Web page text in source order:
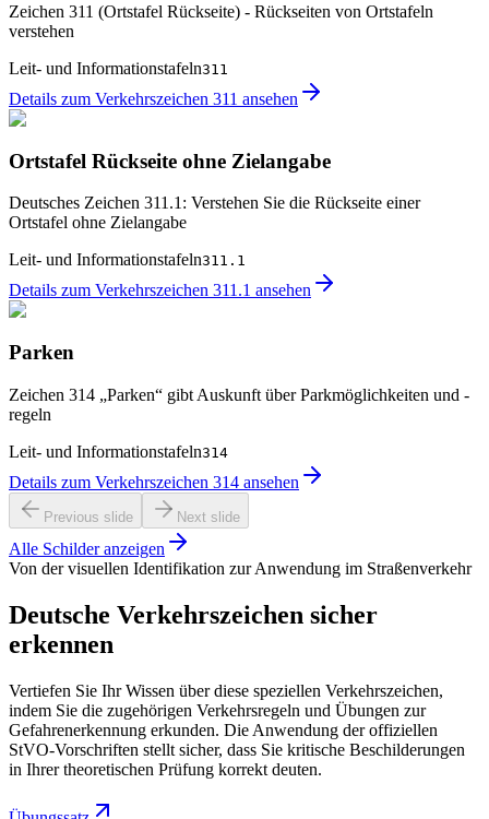
Zeichen 311 (Ortstafel Rückseite) - Rückseiten von Ortstafeln
verstehen
Leit- und Informationstafeln311
Details zum Verkehrszeichen 311 ansehen
Ortstafel Rückseite ohne Zielangabe
Deutsches Zeichen 311.1: Verstehen Sie die Rückseite einer
Ortstafel ohne Zielangabe
Leit- und Informationstafeln311.1
Details zum Verkehrszeichen 311.1 ansehen
Parken
Zeichen 314 „Parken“ gibt Auskunft über Parkmöglichkeiten und -
regeln
Leit- und Informationstafeln314
Details zum Verkehrszeichen 314 ansehen
Previous slide Next slide
Alle Schilder anzeigen
Von der visuellen Identifikation zur Anwendung im Straßenverkehr
Deutsche Verkehrszeichen sicher
erkennen
Vertiefen Sie Ihr Wissen über diese speziellen Verkehrszeichen,
indem Sie die zugehörigen Verkehrsregeln und Übungen zur
Gefahrenerkennung erkunden. Die Anwendung der offiziellen
StVO-Vorschriften stellt sicher, dass Sie kritische Beschilderungen
in Ihrer theoretischen Prüfung korrekt deuten.